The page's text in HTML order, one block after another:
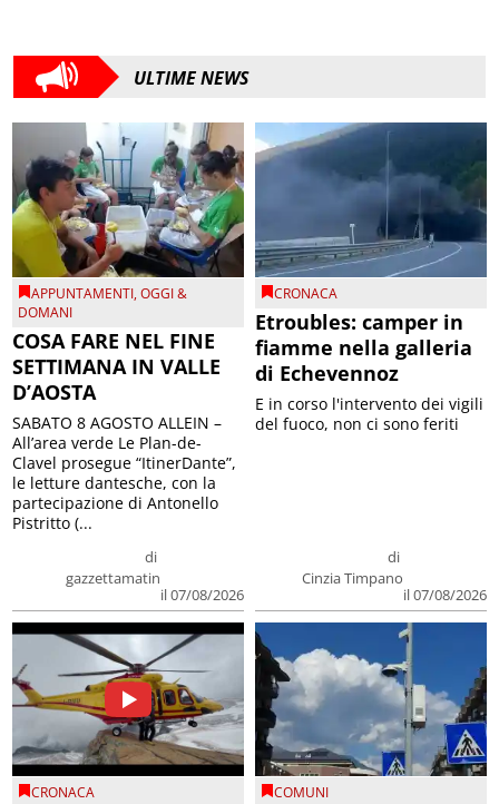
ULTIME NEWS
APPUNTAMENTI,OGGI &
DOMANI
COSA FARE NEL FINE
SETTIMANA IN VALLE
D’AOSTA
di
gazzettamatin
il 07/08/2026
SABATO 8 AGOSTO ALLEIN –
All’area verde Le Plan-de-
Clavel prosegue “ItinerDante”,
le letture dantesche, con la
partecipazione di Antonello
Pistritto (...
CRONACA
Etroubles: camper in
fiamme nella galleria
di Echevennoz
di
Cinzia Timpano
il 07/08/2026
E in corso l'intervento dei vigili
del fuoco, non ci sono feriti
CRONACA COMUNI